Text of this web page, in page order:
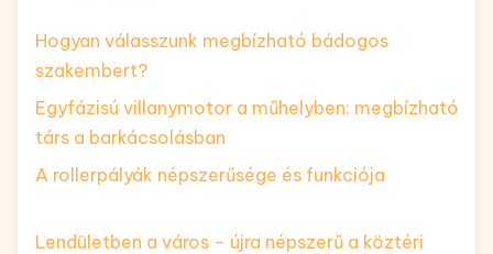
Hogyan válasszunk megbízható bádogos
szakembert?
Egyfázisú villanymotor a műhelyben: megbízható
társ a barkácsolásban
A rollerpályák népszerűsége és funkciója
Lendületben a város – újra népszerű a köztéri